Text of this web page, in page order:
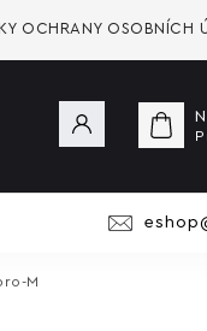
OCHRANY OSOBNÍCH
M